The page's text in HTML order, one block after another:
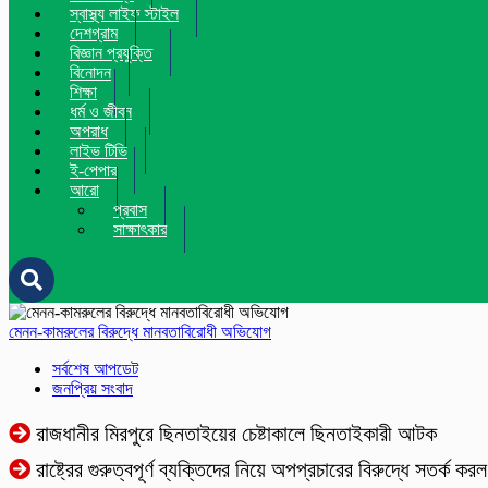
স্বাস্থ্য লাইফ স্টাইল
দেশগ্রাম
বিজ্ঞান প্রযুক্তি
বিনোদন
শিক্ষা
ধর্ম ও জীবন
অপরাধ
লাইভ টিভি
ই-পেপার
আরো
প্রবাস
সাক্ষাৎকার
মেনন-কামরুলের বিরুদ্ধে মানবতাবিরোধী অভিযোগ
সর্বশেষ আপডেট
জনপ্রিয় সংবাদ
রাজধানীর মিরপুরে ছিনতাইয়ের চেষ্টাকালে ছিনতাইকারী আটক
রাষ্ট্রের গুরুত্বপূর্ণ ব্যক্তিদের নিয়ে অপপ্রচারের বিরুদ্ধে সতর্ক